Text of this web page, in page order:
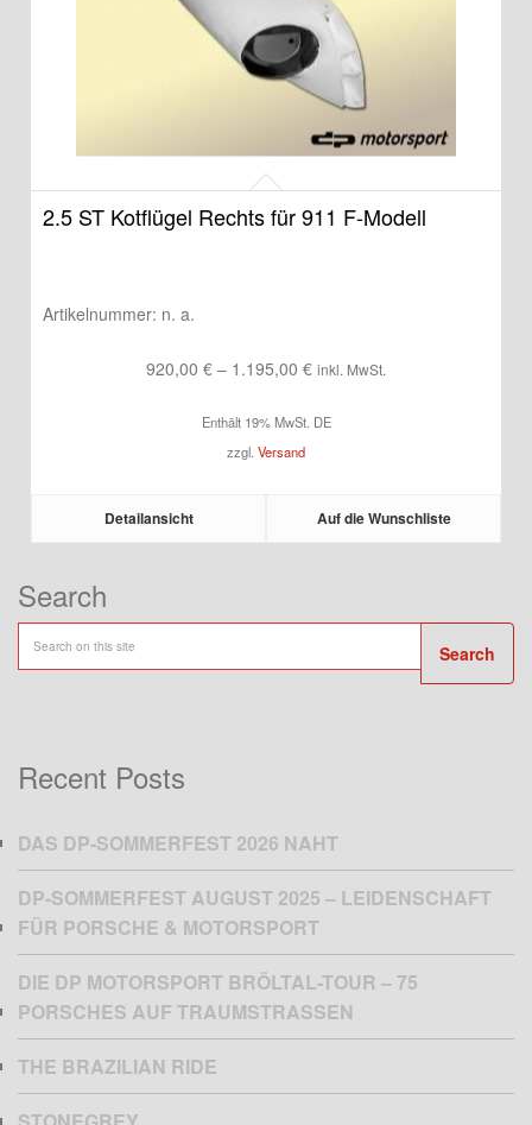
2.5 ST Kotflügel Rechts für 911 F-Modell
Artikelnummer: n. a.
920,00 € – 1.195,00 €Preisspanne:
bis
inkl. MwSt.
Enthält 19% MwSt. DE
zzgl. Versand
Detailansicht Auf die Wunschliste
Search
Search
Recent Posts
DAS DP-SOMMERFEST 2026 NAHT
DP-SOMMERFEST AUGUST 2025 – LEIDENSCHAFT
FÜR PORSCHE & MOTORSPORT
DIE DP MOTORSPORT BRÖLTAL-TOUR – 75
PORSCHES AUF TRAUMSTRASSEN
THE BRAZILIAN RIDE